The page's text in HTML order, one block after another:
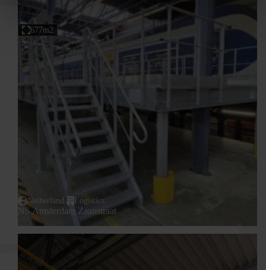
677m2
Netherlands Logistics
NS Amsterdam Zaanstraat